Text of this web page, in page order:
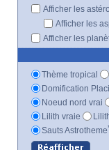
Afficher les
Afficher les
Afficher les
Thème tropical
Domification
Noeud nord vrai
Lilith vraie
Sauts Astrotheme